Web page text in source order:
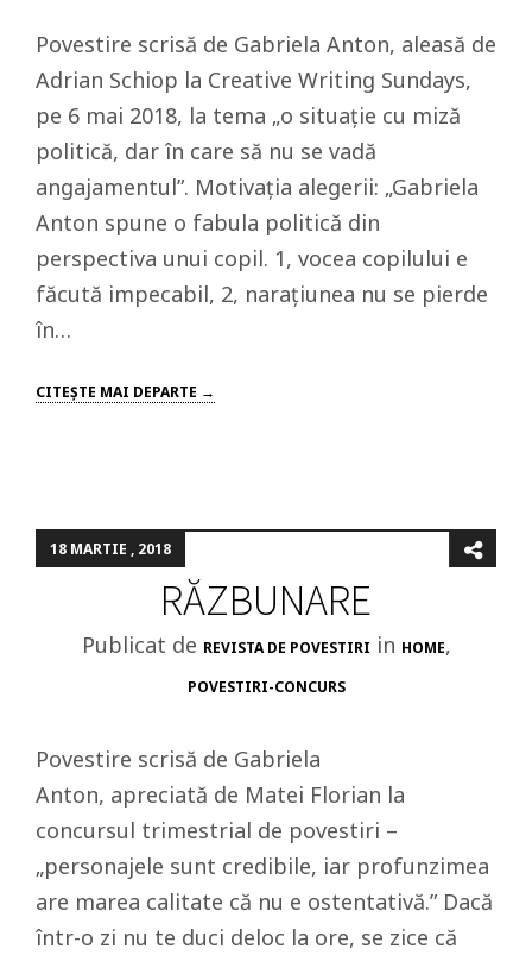
Povestire scrisă de Gabriela Anton, aleasă de
Adrian Schiop la Creative Writing Sundays,
pe 6 mai 2018, la tema „o situație cu miză
politică, dar în care să nu se vadă
angajamentul”. Motivația alegerii: „Gabriela
Anton spune o fabula politică din
perspectiva unui copil. 1, vocea copilului e
făcută impecabil, 2, narațiunea nu se pierde
în…
CITEŞTE MAI DEPARTE →
18 MARTIE , 2018
RĂZBUNARE
Publicat de REVISTA DE POVESTIRI in HOME,
POVESTIRI-CONCURS
Povestire scrisă de Gabriela
Anton, apreciată de Matei Florian la
concursul trimestrial de povestiri –
„personajele sunt credibile, iar profunzimea
are marea calitate că nu e ostentativă.” Dacă
într-o zi nu te duci deloc la ore, se zice că